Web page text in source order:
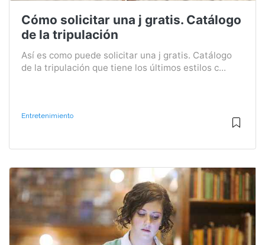
Cómo solicitar una j gratis. Catálogo
de la tripulación
Así es como puede solicitar una j gratis. Catálogo
de la tripulación que tiene los últimos estilos c...
Entretenimiento